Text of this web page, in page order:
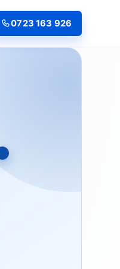
0723 163 926